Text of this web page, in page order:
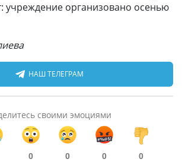
учреждение организовано осенью
НАШ ТЕЛЕГРАМ
своими эмоциями
0 0 0 0